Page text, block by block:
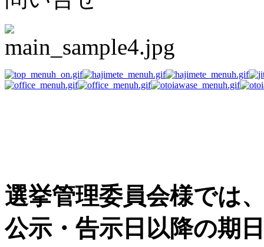
選挙管理委員会様では
公示・告示日以降の期